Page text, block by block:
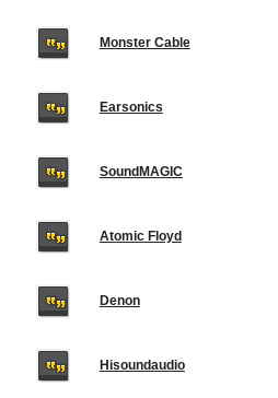
Monster Cable
Earsonics
SoundMAGIC
Atomic Floyd
Denon
Hisoundaudio